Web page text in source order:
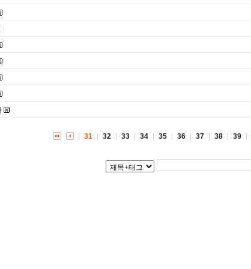
31 32 33 34 35 36 37 38 39